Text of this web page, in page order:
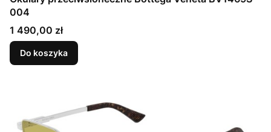
004
Cena
1 490,00 zł
Do koszyka